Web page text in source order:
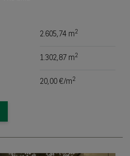
2.605,74 m2
1.302,87 m2
20,00 €/m2